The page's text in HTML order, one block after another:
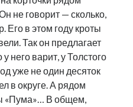
не говорит — сколько,
Его в этом году кроты
Так он предлагает
него варит, у Толстого
уже не один десяток
в округе. А рядом
«Пума»… В общем,